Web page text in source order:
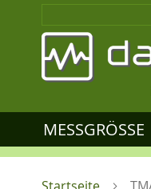
MESSGRÖSSE